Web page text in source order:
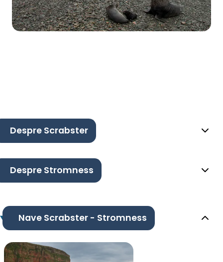
Despre Scrabster
Despre Stromness
Nave Scrabster - Stromness